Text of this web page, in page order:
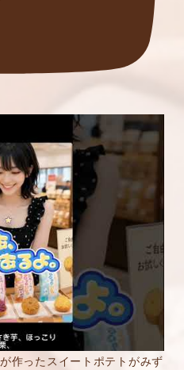
作ったスイートポテトがみず